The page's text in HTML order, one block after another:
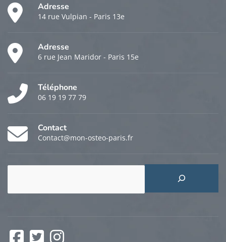
Adresse
14 rue Vulpian - Paris 13e
Adresse
6 rue Jean Maridor - Paris 15e
Téléphone
06 19 19 77 79
Contact
Contact@mon-osteo-paris.fr
Facebook